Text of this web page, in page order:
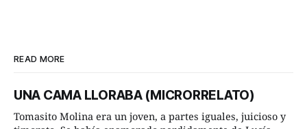
READ MORE
UNA CAMA LLORABA (MICRORRELATO)
Tomasito Molina era un joven, a partes iguales, juicioso y